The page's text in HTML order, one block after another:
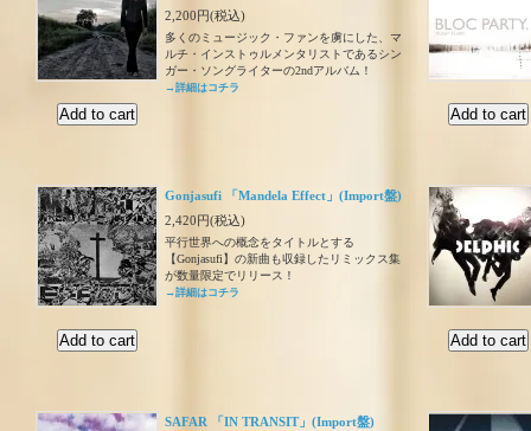
2,200円(税込)
多くのミュージック・ファンを虜にした、マ
ルチ・インストゥルメンタリストであるシン
ガー・ソングライターの2ndアルバム！
→詳細はコチラ
Gonjasufi 「Mandela Effect」(Import盤)
2,420円(税込)
平行世界への概念をタイトルとする
【Gonjasufi】の新曲も収録したリミックス集
が数量限定でリリース！
→詳細はコチラ
SAFAR 「IN TRANSIT」(Import盤)